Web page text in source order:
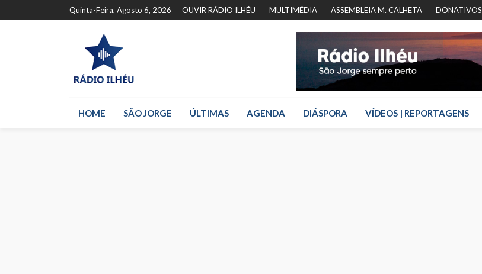
Quinta-Feira, Agosto 6, 2026 OUVIR RÁDIO ILHÉU MULTIMÉDIA ASSEMBLEIA M. CALHETA DONATIVOS
HOME SÃO JORGE ÚLTIMAS AGENDA DIÁSPORA VÍDEOS | REPORTAGENS